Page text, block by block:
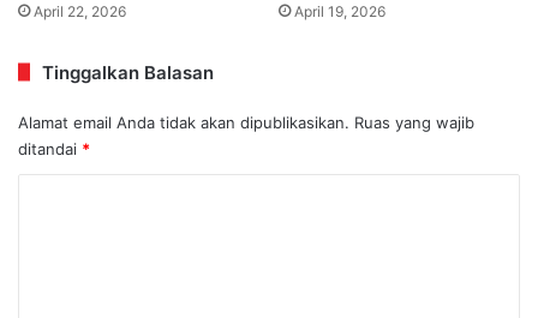
April 22, 2026 April 19, 2026
Tinggalkan Balasan
Alamat email Anda tidak akan dipublikasikan. Ruas yang wajib
ditandai *